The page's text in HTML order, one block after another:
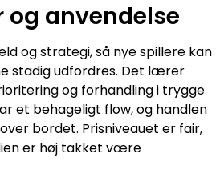
og anvendelse
og strategi, så nye spillere kan
stadig udfordres. Det lærer
og forhandling i trygge
et behageligt flow, og handlen
bordet. Prisniveauet er fair,
er høj takket være